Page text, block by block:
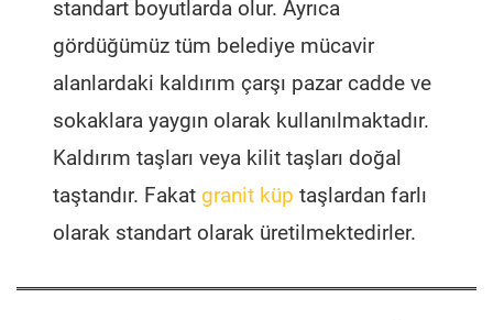
standart boyutlarda olur. Ayrıca
gördüğümüz tüm belediye mücavir
alanlardaki kaldırım çarşı pazar cadde ve
sokaklara yaygın olarak kullanılmaktadır.
Kaldırım taşları veya kilit taşları doğal
taştandır. Fakat granit küp taşlardan farlı
olarak standart olarak üretilmektedirler.